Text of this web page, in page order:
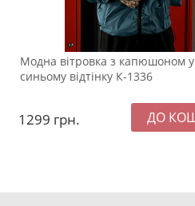
Модна вітровка з капюшоном у
синьому відтінку К-1336
1299 грн.